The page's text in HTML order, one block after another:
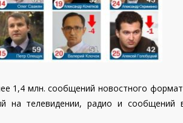
1,4 млн. сообщений новостного
телевидении, радио и сообщений